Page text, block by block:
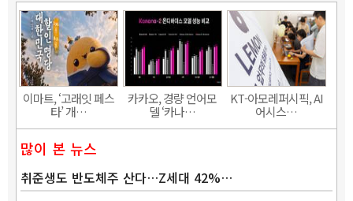
이마트, ‘고래잇 페스
타’ 개…
카카오, 경량 언어모
델 ‘카나…
KT-아모레퍼시픽, AI
어시스…
많이 본 뉴스
취준생도 반도체주 산다…Z세대 42%…